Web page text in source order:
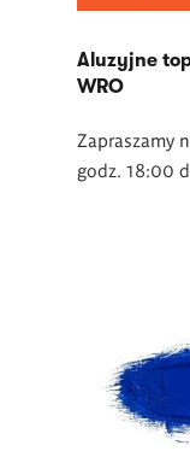
Aluzyjne
WRO
Zapraszamy
godz. 18:00